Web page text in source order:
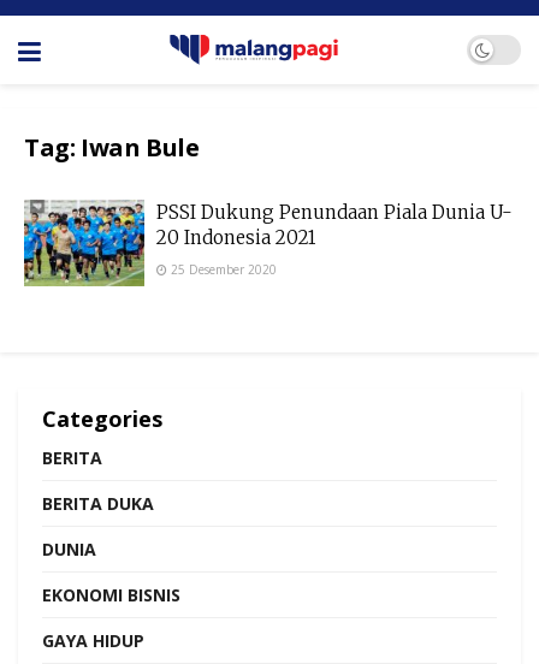
Tag: Iwan Bule
PSSI Dukung Penundaan Piala Dunia U-
20 Indonesia 2021
25 Desember 2020
Categories
BERITA
BERITA DUKA
DUNIA
EKONOMI BISNIS
GAYA HIDUP